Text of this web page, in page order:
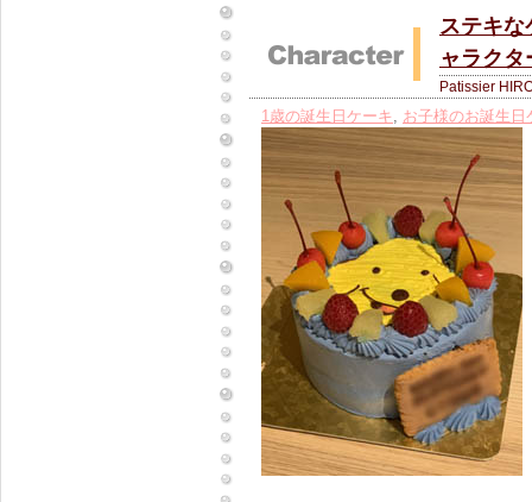
ステキな
ャラクタ
Patissier
1歳の誕生日ケーキ, お子様のお誕生日